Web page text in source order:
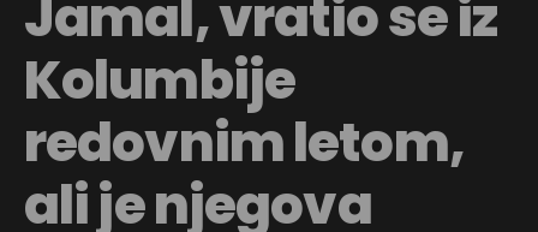
Jamal, vratio se iz
Kolumbije
redovnim letom,
ali je njegova